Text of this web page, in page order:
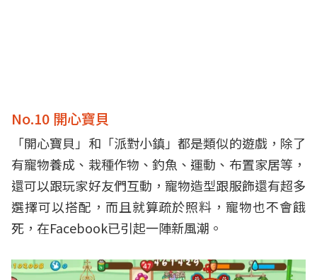
No.10 開心寶貝
「開心寶貝」和「派對小鎮」都是類似的遊戲，除了
有寵物養成、栽種作物、釣魚、運動、布置家居等，
還可以跟玩家好友們互動，寵物造型跟服飾還有超多
選擇可以搭配，而且就算疏於照料，寵物也不會餓
死，在Facebook已引起一陣新風潮。